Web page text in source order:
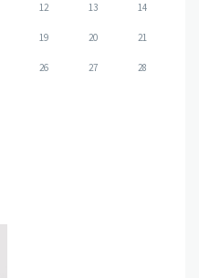
12 13 14
19 20 21
26 27 28